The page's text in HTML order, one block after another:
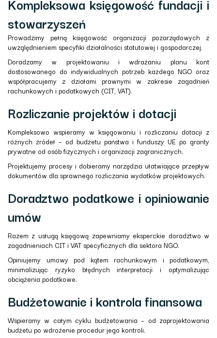
Kompleksowa księgowość fundacji i
stowarzyszeń
Prowadzimy pełną księgowość organizacji pozarządowych z
uwzględnieniem specyfiki działalności statutowej i gospodarczej.
Doradzamy w projektowaniu i wdrażaniu planu kont
dostosowanego do indywidualnych potrzeb każdego NGO oraz
współpracujemy z działami prawnymi w zakresie zagadnień
rachunkowych i podatkowych (CIT, VAT).
Rozliczanie projektów i dotacji
Kompleksowo wspieramy w księgowaniu i rozliczaniu dotacji z
różnych źródeł – od budżetu państwa i funduszy UE po granty
prywatne od osób fizycznych i organizacji zagranicznych.
Projektujemy procesy i dobieramy narzędzia ułatwiające przepływ
dokumentów dla sprawnego rozliczania wydatków projektowych.
Doradztwo podatkowe i opiniowanie
umów
Razem z usługą księgową zapewniamy eksperckie doradztwo w
zagadnieniach CIT i VAT specyficznych dla sektora NGO.
Opiniujemy umowy pod kątem rachunkowym i podatkowym,
minimalizując ryzyko błędnych interpretacji i optymalizując
obciążenia podatkowe.
Budżetowanie i kontrola finansowa
Wspieramy w całym cyklu budżetowania – od zaprojektowania
budżetu po wdrożenie procedur jego kontroli.